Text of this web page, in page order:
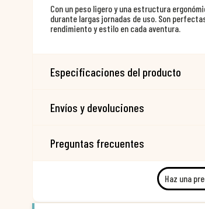
Con un peso ligero y una estructura
durante largas jornadas de uso. Son
rendimiento y estilo en cada aventura.
Especificaciones del producto
Envíos y devoluciones
Preguntas frecuentes
Haz una